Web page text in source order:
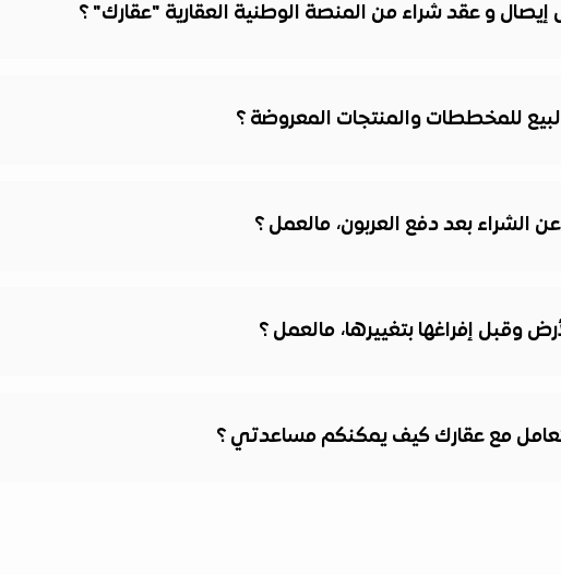
و عقد شراء من المنصة الوطنية العقارية "عقارك" ؟
للمخططات والمنتجات المعروضة ؟
الشراء بعد دفع العربون، مالعمل ؟
وقبل إفراغها بتغييرها، مالعمل ؟
مع عقارك كيف يمكنكم مساعدتي ؟